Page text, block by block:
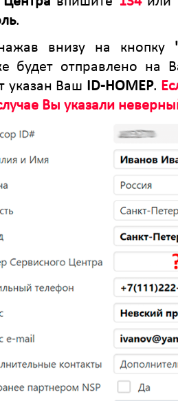
.
внизу на кнопку
будет отправлено
указан Ваш ID-НОМЕР.
Вы указали